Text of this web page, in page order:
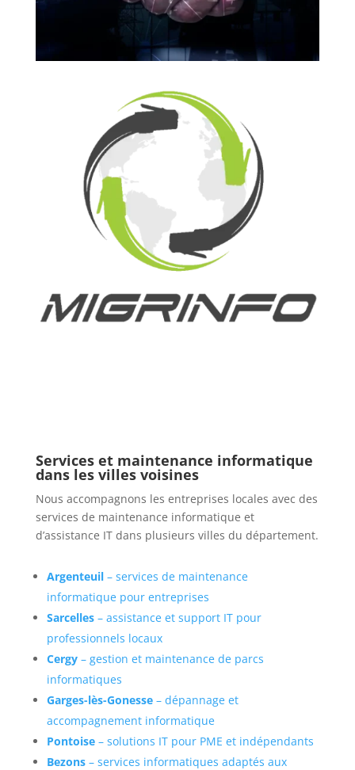
Services et maintenance informatique
dans les villes voisines
Nous accompagnons les entreprises locales avec des
services de maintenance informatique et
d’assistance IT dans plusieurs villes du département.
Argenteuil– services de maintenance
informatique pour entreprises
Sarcelles– assistance et support IT pour
professionnels locaux
Cergy– gestion et maintenance de parcs
informatiques
Garges-lès-Gonesse– dépannage et
accompagnement informatique
Pontoise– solutions IT pour PME et indépendants
Bezons– services informatiques adaptés aux